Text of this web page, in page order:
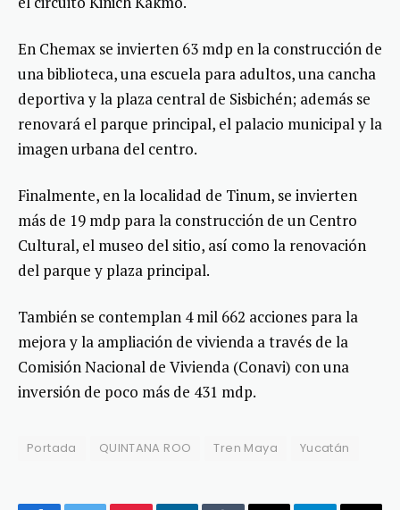
En Chemax se invierten 63 mdp en la construcción de
una biblioteca, una escuela para adultos, una cancha
deportiva y la plaza central de Sisbichén; además se
renovará el parque principal, el palacio municipal y la
imagen urbana del centro.
Finalmente, en la localidad de Tinum, se invierten
más de 19 mdp para la construcción de un Centro
Cultural, el museo del sitio, así como la renovación
del parque y plaza principal.
También se contemplan 4 mil 662 acciones para la
mejora y la ampliación de vivienda a través de la
Comisión Nacional de Vivienda (Conavi) con una
inversión de poco más de 431 mdp.
Portada QUINTANA ROO Tren Maya Yucatán